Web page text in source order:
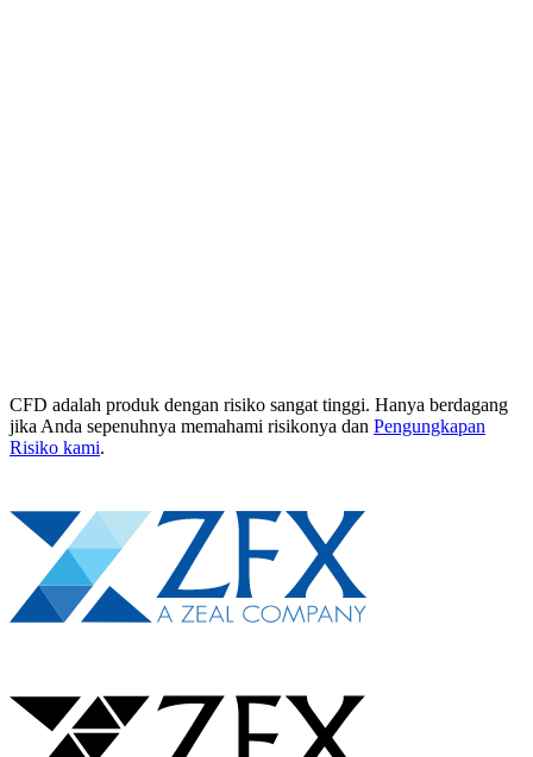
CFD adalah produk dengan risiko sangat tinggi. Hanya berdagang
jika Anda sepenuhnya memahami risikonya dan Pengungkapan
Risiko kami.